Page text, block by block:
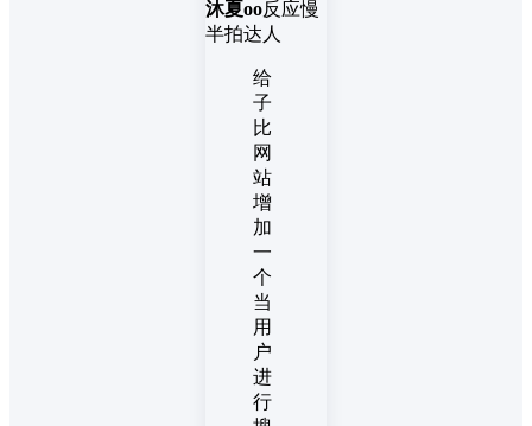
沐夏oo反应慢
半拍达人
给
子
比
网
站
增
加
一
个
当
用
户
进
行